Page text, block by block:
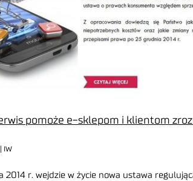
pomoże e-sklepom i klientom
IW
2014 r. wejdzie w życie nowa ustawa